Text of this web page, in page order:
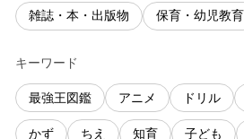
雑誌・本・出版物 保育・幼児教育
キーワード
最強王図鑑 アニメ ドリル
かず ちえ 知育 子ども